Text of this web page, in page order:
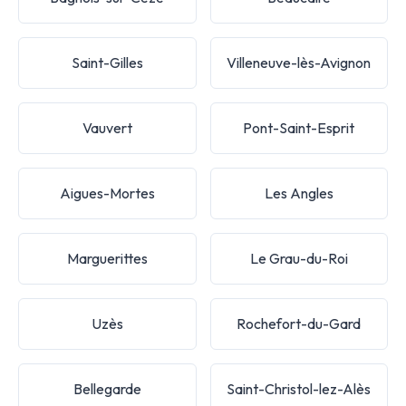
Saint-Gilles Villeneuve-lès-Avignon
Vauvert Pont-Saint-Esprit
Aigues-Mortes Les Angles
Marguerittes Le Grau-du-Roi
Uzès Rochefort-du-Gard
Bellegarde Saint-Christol-lez-Alès